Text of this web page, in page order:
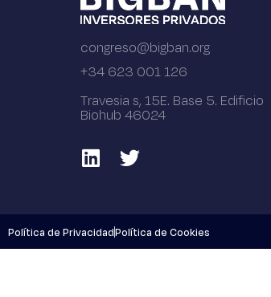
congreso@bigban.org
+34 623 001 126
Travesia s, 15E. Base 5. Edificio
Biohub 46024
Política de PrivacidadPolítica de Cookies